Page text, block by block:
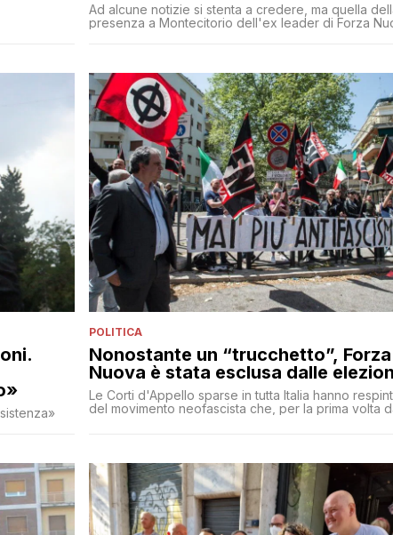
Ad alcune notizie si stenta a credere, ma quella
presenza a Montecitorio dell'ex leader di Forza
POLITICA
Nonostante un “trucchetto”, Forza
Nuova è stata esclusa dalle
Le Corti d'Appello sparse in tutta Italia hanno
del movimento neofascista che, per la prima volta